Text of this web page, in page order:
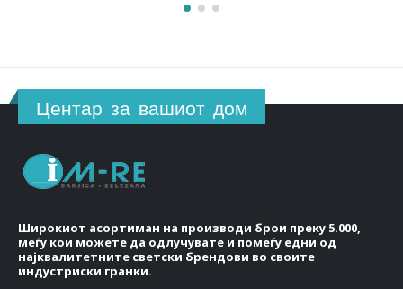
Центар за вашиот дом
Широкиот асортиман на производи брои преку 5.000,
меѓу кои можете да одлучувате и помеѓу едни од
најквалитетните светски брендови во своите
индустриски гранки.